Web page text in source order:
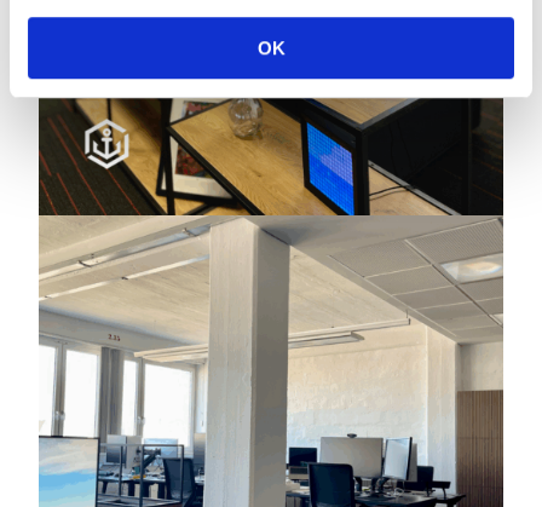
OK